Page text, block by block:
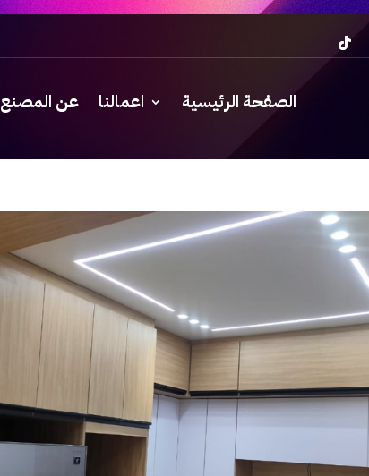
الصفحة الرئيسية اعمالنا عن المصنع